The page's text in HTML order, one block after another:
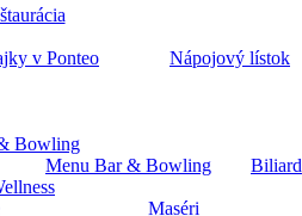
v Ponteo Nápojový lístok
Bowling
Menu Bar & Bowling
Biliard
Maséri